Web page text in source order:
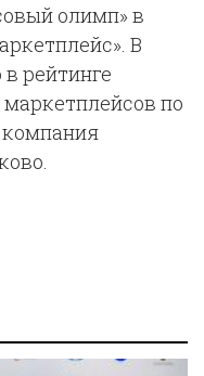
олимп» в
В
рейтинге
по